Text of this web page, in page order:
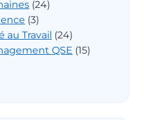
(24)
(3)
au Travail (24)
QSE (15)